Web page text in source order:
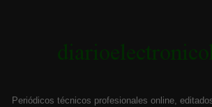
Periódicos técnicos profesionales online,